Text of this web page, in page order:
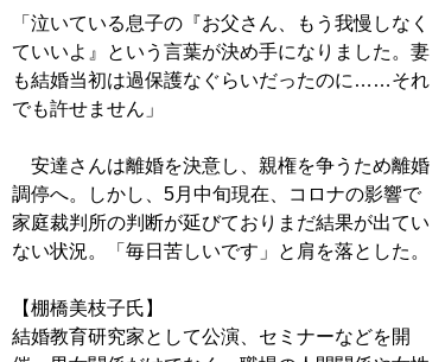
「泣いている息子の『お父さん、もう我慢しなく
ていいよ』という言葉が決め手になりました。妻
も結婚当初は過保護なぐらいだったのに……それ
でも許せません」
安達さんは離婚を決意し、親権を争うため離婚
調停へ。しかし、5月中旬現在、コロナの影響で
家庭裁判所の判断が延びておりまだ結果が出てい
ない状況。「毎日苦しいです」と肩を落とした。
【棚橋美枝子氏】
結婚教育研究家として公演、セミナーなどを開